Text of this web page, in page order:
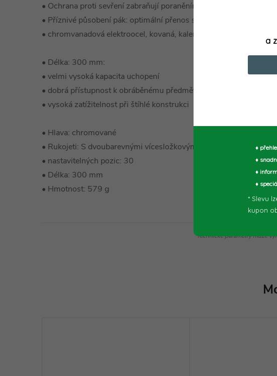
• Ochrana proti sevření zabraňují poraněním způsobeným
• Příznivé působení pák: optimální přenos sil
• chromvanadová elektroocel, kovaná, kalená v oleji
• Délka: 300 mm:
• velmi vysoká kapacita uchopení
• dobrá přístupnost k obráběnému předmětu
• vysoká zatížitelnost při štíhlé konstrukci
• Hlava: chromované
• Rukojeti: S dvoubarevnými vícesložkovými návleky rukojetí
• nastavitelných pozic: 30
• Délka: 300 mm
• Hmotnost: 579 g
Technické parametry může
a
♦
♦
♦
♦
* Slevu
kupon